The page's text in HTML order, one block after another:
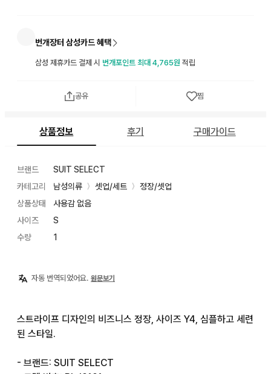
번개장터 삼성카드 혜택
삼성 제휴카드 결제 시 번개포인트 최대 4,765원 적립
공유 찜
상품정보 후기 구매가이드
브랜드
SUIT SELECT
카테고리
남성의류 〉 셋업/세트 〉
정장/셋업
상품상태
사용감 없음
사이즈
S
수량
1
자동 번역되었어요. 원문보기
스트라이프 디자인의 비즈니스 정장, 사이즈 Y4, 심플하고 세련
된 스타일.
- 브랜드: SUIT SELECT